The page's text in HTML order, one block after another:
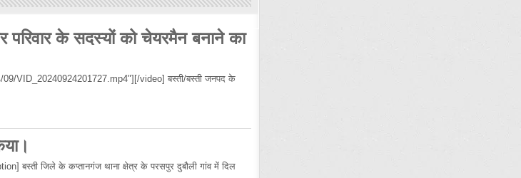
परिवार के सदस्यों को चेयरमैन बनाने का
VID_20240924201727.mp4"][/video] बस्ती/बस्ती जनपद के
जिले के कप्तानगंज थाना क्षेत्र के परसपुर दुबौली गांव में दिल